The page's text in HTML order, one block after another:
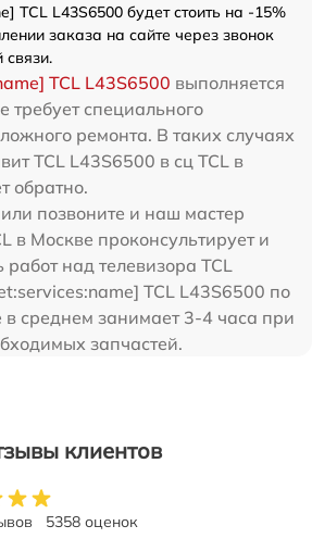
TCL L43S6500 будет стоить на -15%
заказа на сайте через звонок
TCL L43S6500 выполняется
требует специального
ремонта. В таких случаях
TCL L43S6500 в сц TCL в
обратно.
позвоните и наш мастер
в Москве проконсультирует и
работ над телевизора TCL
TCL L43S6500 по
в среднем занимает 3-4 часа при
запчастей.
клиентов
5358 оценок